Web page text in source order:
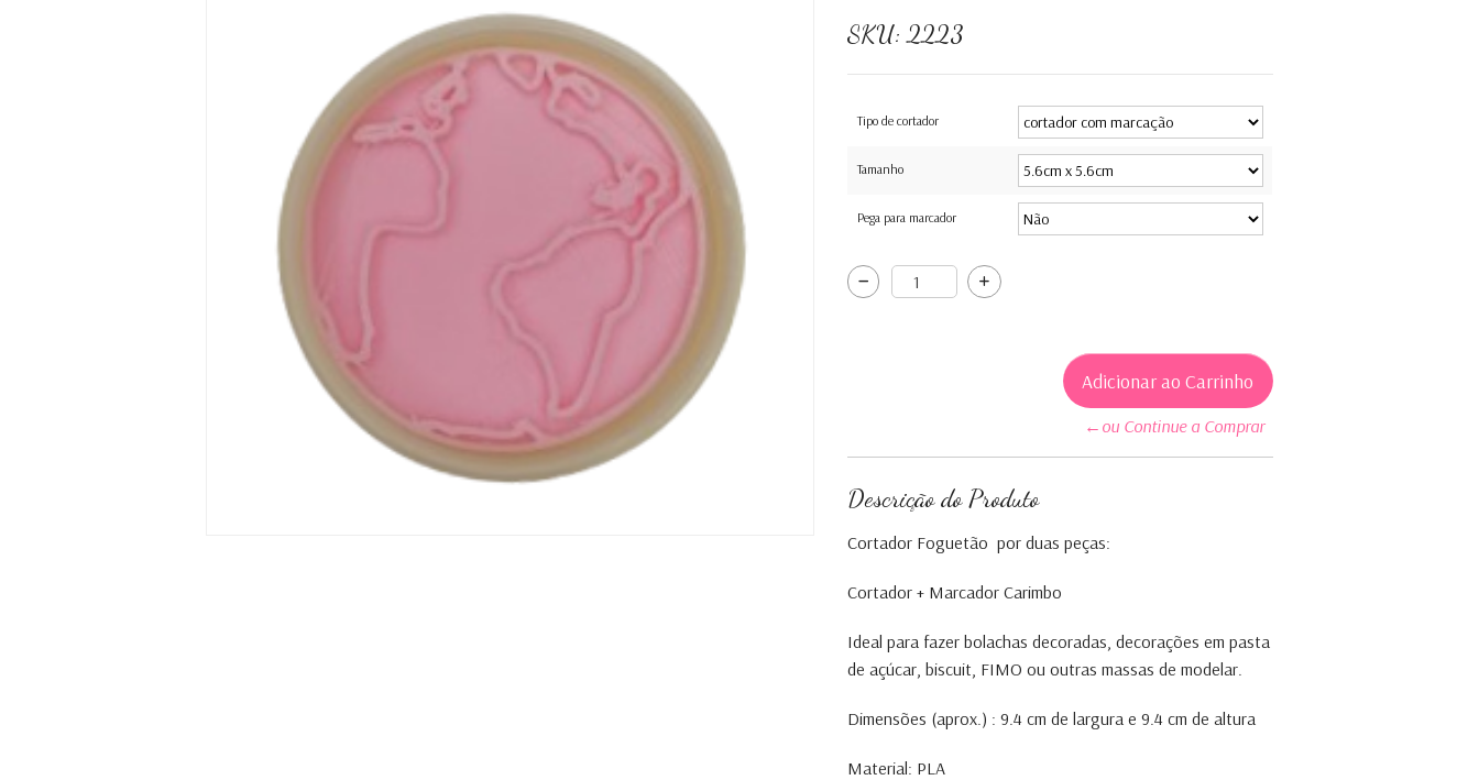
SKU:2223
Tipo de cortador
Tamanho
Pega para marcador
←ou Continue a Comprar
Descrição do Produto
Cortador Foguetão por duas peças:
Cortador + Marcador Carimbo
Ideal para fazer bolachas decoradas, decorações em pasta
de açúcar, biscuit, FIMO ou outras massas de modelar.
Dimensões (aprox.) : 9.4 cm de largura e 9.4 cm de altura
Material: PLA